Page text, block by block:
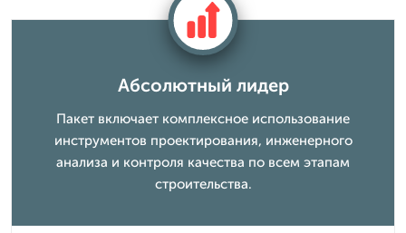
Абсолютный лидер
Пакет включает комплексное использование
инструментов проектирования, инженерного
анализа и контроля качества по всем этапам
строительства.